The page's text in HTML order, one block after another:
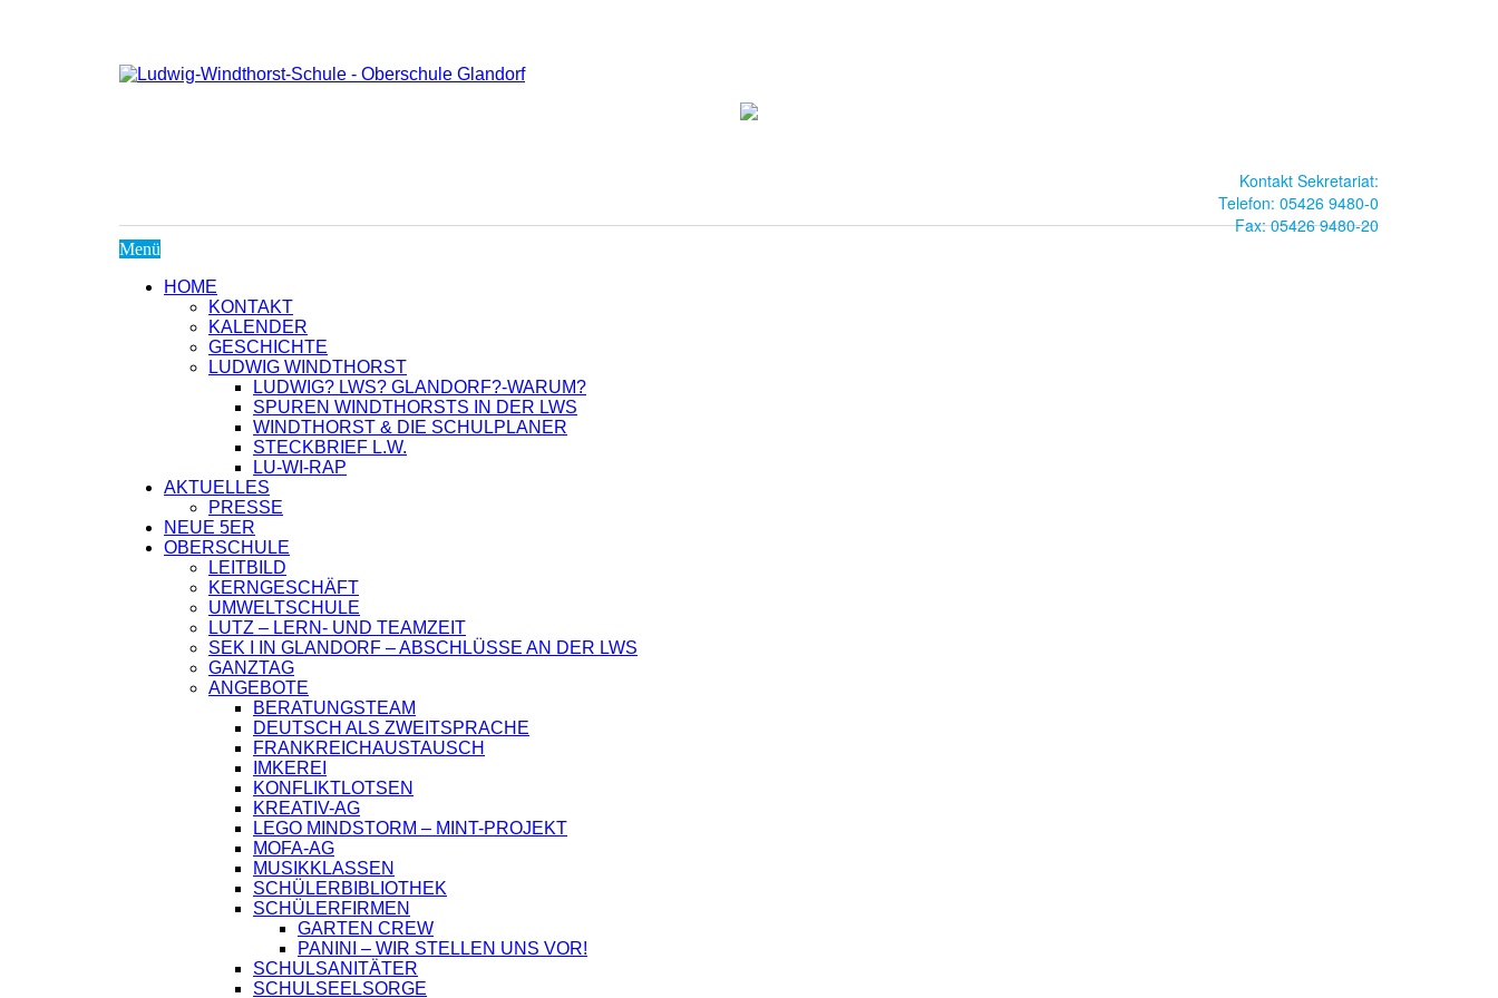
Kontakt Sekretariat:
Telefon: 05426 9480-0
Fax: 05426 9480-20
Menü
HOME
KONTAKT
KALENDER
GESCHICHTE
LUDWIG WINDTHORST
LUDWIG? LWS? GLANDORF?-WARUM?
SPUREN WINDTHORSTS IN DER LWS
WINDTHORST & DIE SCHULPLANER
STECKBRIEF L.W.
LU-WI-RAP
AKTUELLES
PRESSE
NEUE 5ER
OBERSCHULE
LEITBILD
KERNGESCHÄFT
UMWELTSCHULE
LUTZ – LERN- UND TEAMZEIT
SEK I IN GLANDORF – ABSCHLÜSSE AN DER LWS
GANZTAG
ANGEBOTE
BERATUNGSTEAM
DEUTSCH ALS ZWEITSPRACHE
FRANKREICHAUSTAUSCH
IMKEREI
KONFLIKTLOTSEN
KREATIV-AG
LEGO MINDSTORM – MINT-PROJEKT
MOFA-AG
MUSIKKLASSEN
SCHÜLERBIBLIOTHEK
SCHÜLERFIRMEN
GARTEN CREW
PANINI – WIR STELLEN UNS VOR!
SCHULSANITÄTER
SCHULSEELSORGE